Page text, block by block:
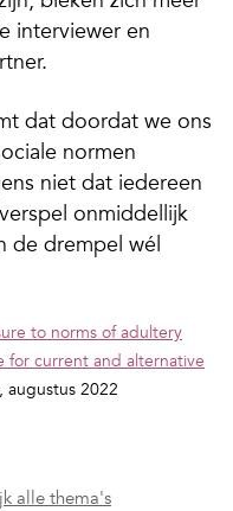
interviewer en
dat doordat we ons
normen
niet dat iedereen
onmiddellijk
de drempel wél
to norms of adultery
for current and alternative
augustus 2022
alle thema's